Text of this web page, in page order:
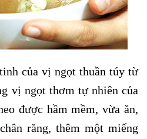
của vị ngọt thuần túy từ
vị ngọt thơm tự nhiên của
được hầm mềm, vừa ăn,
răng, thêm một miếng